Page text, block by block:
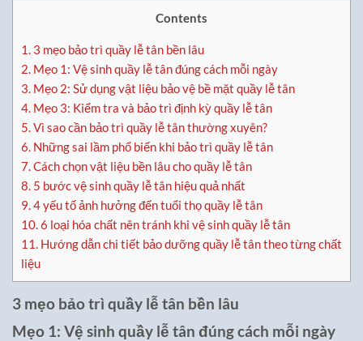
Contents
1. 3 mẹo bảo trì quầy lễ tân bền lâu
2. Mẹo 1: Vệ sinh quầy lễ tân đúng cách mỗi ngày
3. Mẹo 2: Sử dụng vật liệu bảo vệ bề mặt quầy lễ tân
4. Mẹo 3: Kiểm tra và bảo trì định kỳ quầy lễ tân
5.Vì sao cần bảo trì quầy lễ tân thường xuyên?
6. Những sai lầm phổ biến khi bảo trì quầy lễ tân
7.Cách chọn vật liệu bền lâu cho quầy lễ tân
8. 5 bước vệ sinh quầy lễ tân hiệu quả nhất
9.4 yếu tố ảnh hưởng đến tuổi thọ quầy lễ tân
10.6 loại hóa chất nên tránh khi vệ sinh quầy lễ tân
11. Hướng dẫn chi tiết bảo dưỡng quầy lễ tân theo từng chất
liệu
3 mẹo bảo trì quầy lễ tân bền lâu
Mẹo 1: Vệ sinh quầy lễ tân đúng cách mỗi ngày